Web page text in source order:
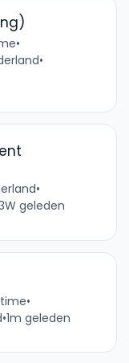
•
•
•
geleden
•
•1m geleden